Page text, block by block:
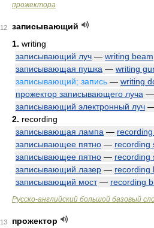
прожектора
12
записывающий
1. writing
записывающий луч — writing beam
записывающая пушка — writing
записывающий; запись — writing
прожектор записывающего луча —
записывающий электронный луч
2. recording
записывающая лампа —
записывающее пятно — recording
записывающее пятно — recording
записывающий лазер — recording
записывающий мост— recording
Русско-английский большой базовый
13
прожектор